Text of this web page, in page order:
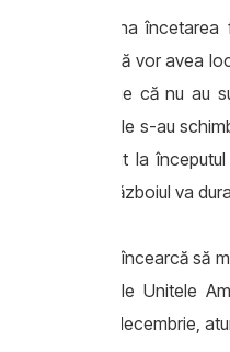
care ar însemna
nu cred că vor avea
părți ar înțelege că nu au
și resursele s-au
an, astfel încât la
hibrid, războiul va
legislația, încearcă
din Statele Unitele
noiembrie-decembrie,